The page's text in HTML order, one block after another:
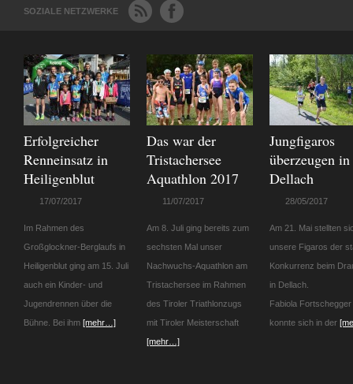
SOZIALE NETZWERKE
Erfolgreicher
Renneinsatz in
Heiligenblut
17/07/2017
Im Rahmen des
Großglockner-Berglaufs in
Heiligenblut ging am 15. Juli
auch ein Kinder- und
Jugendrennen über die
Bühne. Bei ihm [mehr…]
Das war der
Tristachersee
Aquathlon 2017
11/07/2017
Am 8. Juli ging bereits zum
sechsten Mal unser
Nachwuchs-Aquathlon am
Tristachersee im Rahmen
des Tiroler Triathlonzugs
mit Tiroler Meisterschaft
[mehr…]
Jungfigaros
überzeugen in
Dellach
28/05/2017
Am 21. Mai stellten
unsere Figaros der
Konkurrenz beim
in Dellach.
Fabiola Fortschegger
konnte sich in der